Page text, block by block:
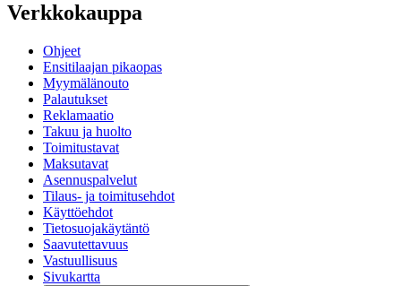
Verkkokauppa
Ohjeet
Ensitilaajan pikaopas
Myymälänouto
Palautukset
Reklamaatio
Takuu ja huolto
Toimitustavat
Maksutavat
Asennuspalvelut
Tilaus- ja toimitusehdot
Käyttöehdot
Tietosuojakäytäntö
Saavutettavuus
Vastuullisuus
Sivukartta